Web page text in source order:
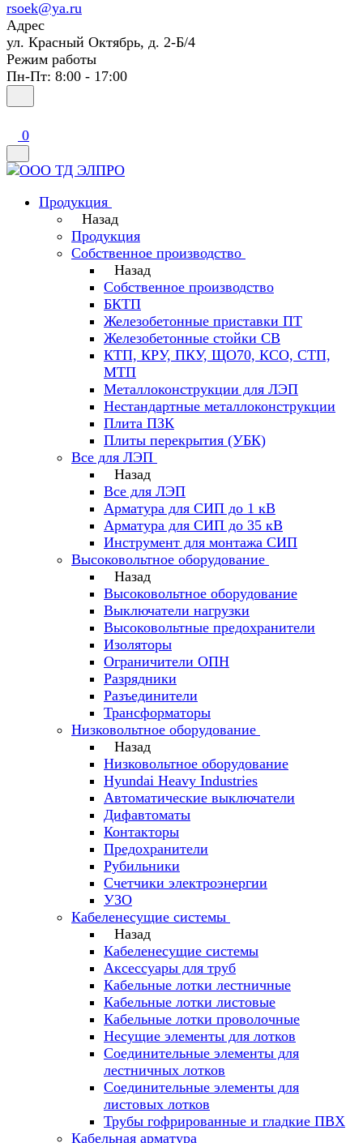
rsoek@ya.ru
Адрес
ул. Красный Октябрь, д. 2-Б/4
Режим работы
Пн-Пт: 8:00 - 17:00
0
Продукция
Назад
Продукция
Собственное производство
Назад
Собственное производство
БКТП
Железобетонные приставки ПТ
Железобетонные стойки СВ
КТП, КРУ, ПКУ, ЩО70, КСО, СТП,
МТП
Металлоконструкции для ЛЭП
Нестандартные металлоконструкции
Плита ПЗК
Плиты перекрытия (УБК)
Все для ЛЭП
Назад
Все для ЛЭП
Арматура для СИП до 1 кВ
Арматура для СИП до 35 кВ
Инструмент для монтажа СИП
Высоковольтное оборудование
Назад
Высоковольтное оборудование
Выключатели нагрузки
Высоковольтные предохранители
Изоляторы
Ограничители ОПН
Разрядники
Разъединители
Трансформаторы
Низковольтное оборудование
Назад
Низковольтное оборудование
Hyundai Heavy Industries
Автоматические выключатели
Дифавтоматы
Контакторы
Предохранители
Рубильники
Счетчики электроэнергии
УЗО
Кабеленесущие системы
Назад
Кабеленесущие системы
Аксессуары для труб
Кабельные лотки лестничные
Кабельные лотки листовые
Кабельные лотки проволочные
Несущие элементы для лотков
Соединительные элементы для
лестничных лотков
Соединительные элементы для
листовых лотков
Трубы гофрированные и гладкие ПВХ
Кабельная арматура